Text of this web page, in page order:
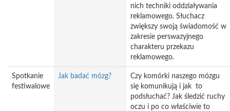
nich techniki oddziaływania
reklamowego. Słuchacz
zwiększy swoją świadomość w
zakresie perswazyjnego
charakteru przekazu
reklamowego.
Spotkanie
festiwalowe
Jak badać mózg?
Czy komórki naszego mózgu
się komunikują i jak to
podsłuchać? Jak śledzić ruchy
oczu i po co właściwie to